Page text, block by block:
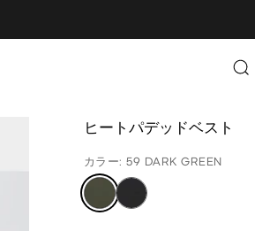
ヒートパデッドベスト
カラー: 59 DARK GREEN